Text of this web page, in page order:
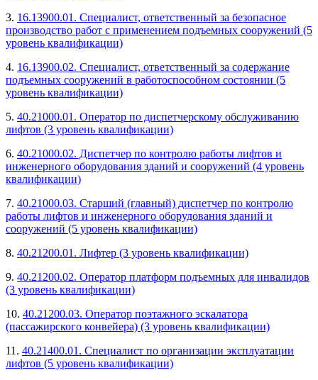
3. 16.13900.01. Специалист, ответственный за безопасное
производство работ с применением подъемных сооружений (5
уровень квалификации)
4. 16.13900.02. Специалист, ответственный за содержание
подъемных сооружений в работоспособном состоянии (5
уровень квалификации)
5. 40.21000.01. Оператор по диспетчерскому обслуживанию
лифтов (3 уровень квалификации)
6. 40.21000.02. Диспетчер по контролю работы лифтов и
инженерного оборудования зданий и сооружений (4 уровень
квалификации)
7. 40.21000.03. Старший (главный) диспетчер по контролю
работы лифтов и инженерного оборудования зданий и
сооружений (5 уровень квалификации)
8. 40.21200.01. Лифтер (3 уровень квалификации)
9. 40.21200.02. Оператор платформ подъемных для инвалидов
(3 уровень квалификации)
10. 40.21200.03. Оператор поэтажного эскалатора
(пассажирского конвейера) (3 уровень квалификации)
11. 40.21400.01. Специалист по организации эксплуатации
лифтов (5 уровень квалификации)